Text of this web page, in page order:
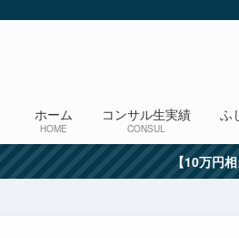
ホーム
HOME
コンサル生実績
CONSUL
ふ
【10万円